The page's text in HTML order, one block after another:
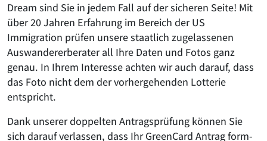
Dream sind Sie in jedem Fall auf der sicheren Seite! Mit
über 20 Jahren Erfahrung im Bereich der US
Immigration prüfen unsere staatlich zugelassenen
Auswandererberater all Ihre Daten und Fotos ganz
genau. In Ihrem Interesse achten wir auch darauf, dass
das Foto nicht dem der vorhergehenden Lotterie
entspricht.
Dank unserer doppelten Antragsprüfung können Sie
sich darauf verlassen, dass Ihr GreenCard Antrag form-